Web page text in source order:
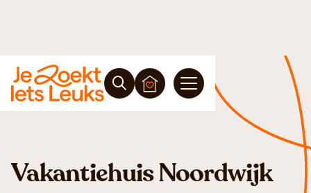
Vakantiehuis Noordwijk